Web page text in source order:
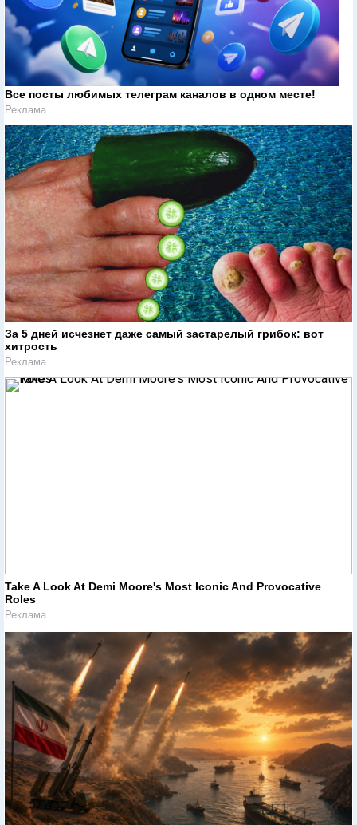
Все посты любимых телеграм каналов в одном месте!
Реклама
За 5 дней исчезнет даже самый застарелый грибок: вот
хитрость
Реклама
Take A Look At Demi Moore's Most Iconic And Provocative
Roles
Реклама